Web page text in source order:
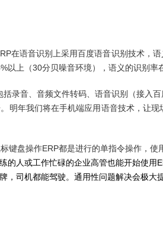
在语音识别上采用百度语音识别技术，
上（30分贝噪音环境），语义的识别率
录音、音频文件转码、语音识别（接入
明年我们将在手机端应用语音技术，让
键盘操作ERP都是进行的单指令操作，
的人或工作忙碌的企业高管也能开始使
司机都能驾驶。通用性问题解决会极大